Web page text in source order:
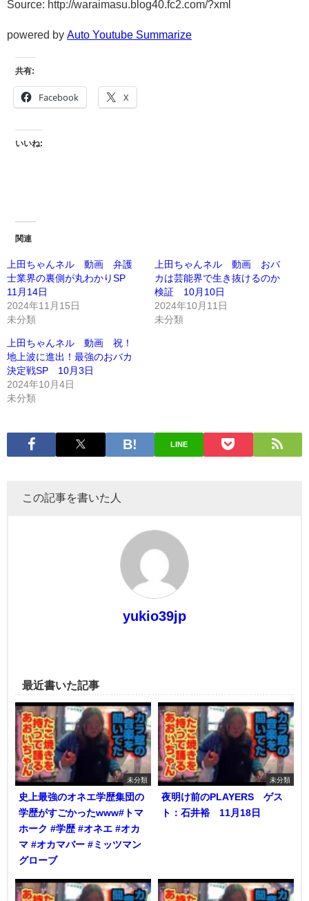
Source: http://waraimasu.blog40.fc2.com/?xml
powered by Auto Youtube Summarize
共有:
Facebook X
いいね:
関連
上田ちゃんネル 動画 弁護
士業界の裏側が丸わかりSP
11月14日
2024年11月15日
未分類
上田ちゃんネル 動画 おバ
カは芸能界で生き抜けるのか
検証 10月10日
2024年10月11日
未分類
上田ちゃんネル 動画 祝！
地上波に進出！最強のおバカ
決定戦SP 10月3日
2024年10月4日
未分類
LINE
この記事を書いた人
yukio39jp
最近書いた記事
未分類
史上最強のオネエ学歴集団の
学歴がすごかったwww#トマ
ホーク #学歴 #オネエ #オカ
マ #オカマバー #ミッツマン
グローブ
未分類
夜明け前のPLAYERS ゲス
ト：石井裕 11月18日